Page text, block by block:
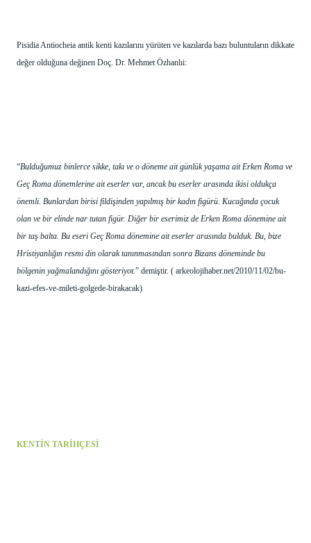
Pisidia Antiocheia antik kenti kazılarını yürüten ve kazılarda bazı buluntuların dikkate
değer olduğuna değinen Doç. Dr. Mehmet Özhanlıi:
“Bulduğumuz binlerce sikke, takı ve o döneme ait günlük yaşama ait Erken Roma ve
Geç Roma dönemlerine ait eserler var, ancak bu eserler arasında ikisi oldukça
önemli. Bunlardan birisi fildişinden yapılmış bir kadın figürü. Kucağında çocuk
olan ve bir elinde nar tutan figür. Diğer bir eserimiz de Erken Roma dönemine ait
bir taş balta. Bu eseri Geç Roma dönemine ait eserler arasında bulduk. Bu, bize
Hristiyanlığın resmi din olarak tanınmasından sonra Bizans döneminde bu
bölgenin yağmalandığını gösteriyor.” demiştir. ( arkeolojihaber.net/2010/11/02/bu-
kazi-efes-ve-mileti-golgede-birakacak)
KENTİN TARİHÇESİ